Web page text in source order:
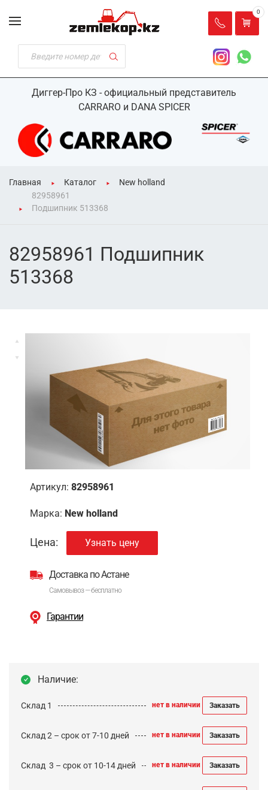
Диггер-Про КЗ - официальный представитель
CARRARO и DANA SPICER
0
Главная Каталог
New holland
82958961
Подшипник 513368
82958961 Подшипник
513368
Артикул: 82958961
Марка: New holland
Цена: Узнать цену
Доставка по Астане
Самовывоз — бесплатно
Гарантии
Наличие:
Склад 1 нет в наличии Заказать
Склад 2 – срок от 7-10 дней нет в наличии Заказать
Cклад 3 – срок от 10-14 дней нет в наличии Заказать